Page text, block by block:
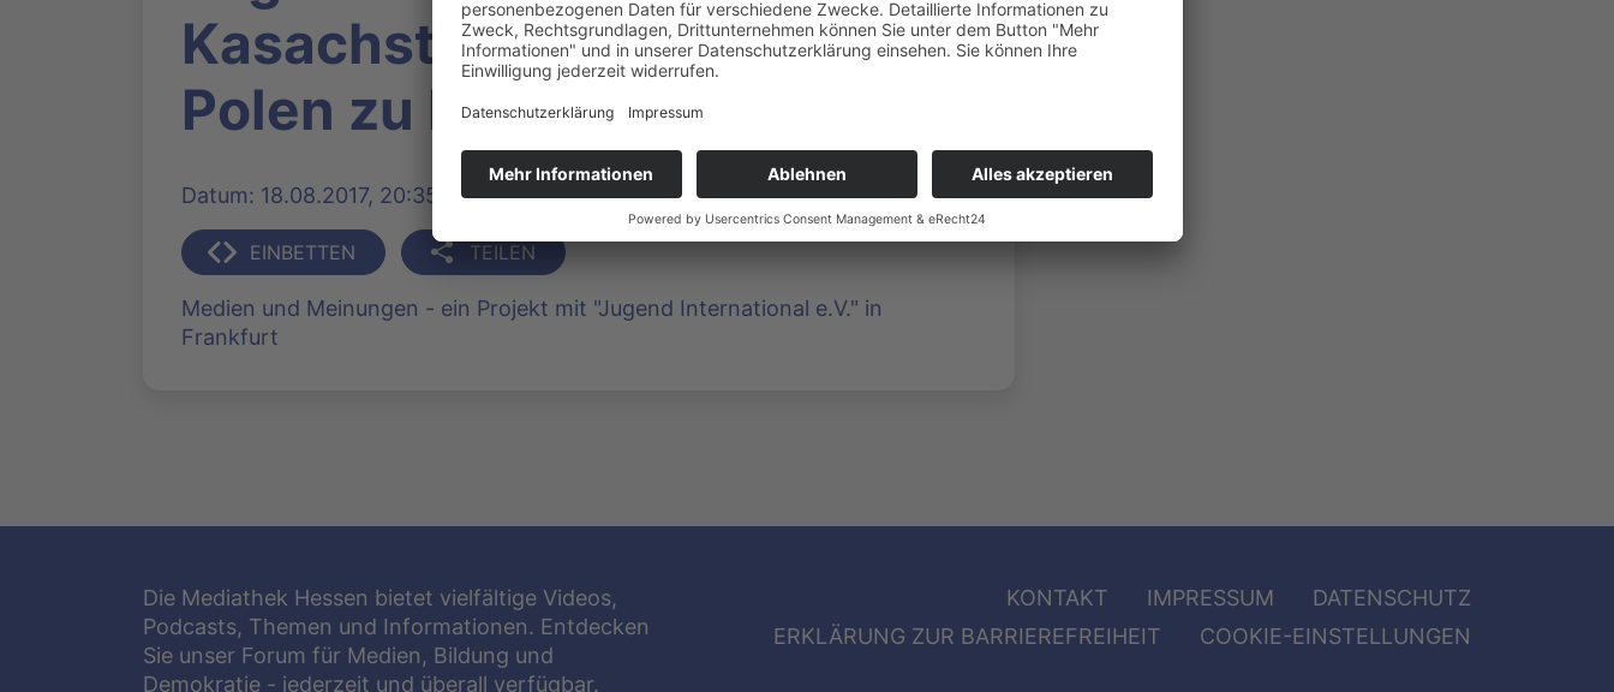
Kasachstan, Ukraine und
Polen zu Besuch
Datum: 18.08.2017, 20:35 Uhr | Produziert: MOK Fulda | 3793 Klicks
EINBETTEN TEILEN
Medien und Meinungen - ein Projekt mit "Jugend International e.V." in
Frankfurt
Die Mediathek Hessen bietet vielfältige Videos,
Podcasts, Themen und Informationen. Entdecken
Sie unser Forum für Medien, Bildung und
Demokratie - jederzeit und überall verfügbar.
KONTAKT IMPRESSUM
DATENSCHUTZ
ERKLÄRUNG ZUR BARRIEREFREIHEIT
COOKIE-EINSTELLUNGEN